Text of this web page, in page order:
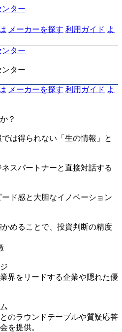
ンター
メーカーを探す 利用ガイド よ
ンター
ンター
メーカーを探す 利用ガイド よ
？
は得られない「生の情報」と
スパートナーと直接対話する
ド感と大胆なイノベーション
かめることで、投資判断の精度
界をリードする企業や隠れた優
のラウンドテーブルや質疑応答
を提供。